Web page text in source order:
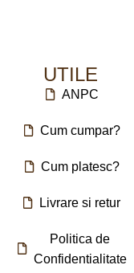
UTILE
ANPC
Cum cumpar?
Cum platesc?
Livrare si retur
Politica de
Confidentialitate